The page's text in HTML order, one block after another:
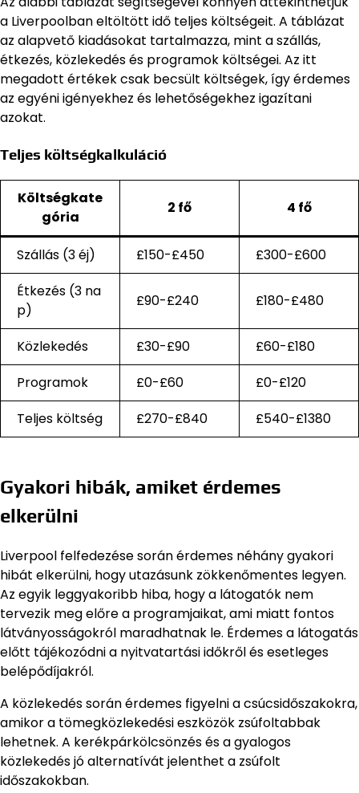
a Liverpoolban eltöltött idő teljes költségeit. A táblázat
az alapvető kiadásokat tartalmazza, mint a szállás,
étkezés, közlekedés és programok költségei. Az itt
megadott értékek csak becsült költségek, így érdemes
az egyéni igényekhez és lehetőségekhez igazítani
azokat.
Teljes költségkalkuláció
Költségkate
gória
2 fő 4 fő
Szállás (3 éj) £150-£450
£300-£600
Étkezés (3 na
p)
£90-£240 £180-£480
Közlekedés £30-£90
£60-£180
Programok
£0-£60
£0-£120
Teljes költség
£270-£840 £540-£1380
Gyakori hibák, amiket érdemes
elkerülni
Liverpool felfedezése során érdemes néhány gyakori
hibát elkerülni, hogy utazásunk zökkenőmentes legyen.
Az egyik leggyakoribb hiba, hogy a látogatók nem
tervezik meg előre a programjaikat, ami miatt fontos
látványosságokról maradhatnak le. Érdemes a látogatás
előtt tájékozódni a nyitvatartási időkről és esetleges
belépődíjakról.
A közlekedés során érdemes figyelni a csúcsidőszakokra,
amikor a tömegközlekedési eszközök zsúfoltabbak
lehetnek. A kerékpárkölcsönzés és a gyalogos
közlekedés jó alternatívát jelenthet a zsúfolt
időszakokban.